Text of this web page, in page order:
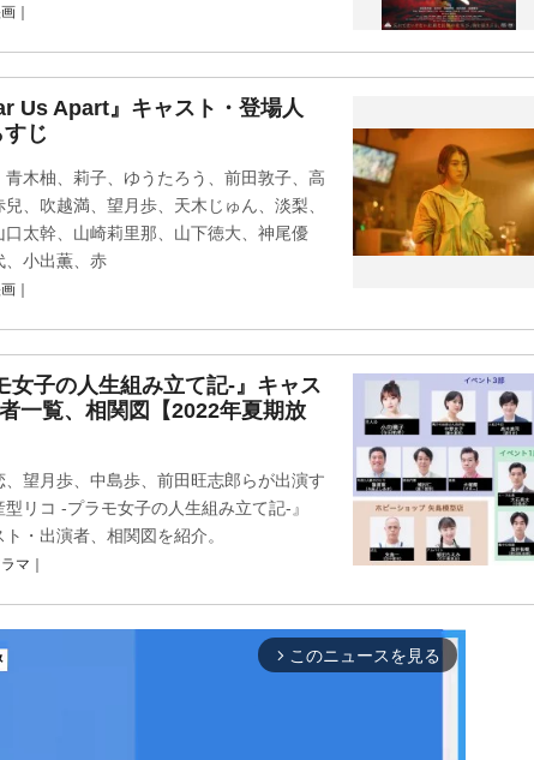
｜
Us Apart』キャスト・登場人
じ
青木柚、莉子、ゆうたろう、前田敦子、高
、吹越満、望月歩、天木じゅん、淡梨、
太幹、山崎莉里那、山下徳大、神尾優
、小出薫、赤
｜
女子の人生組み立て記-』キャス
一覧、相関図【2022年夏期放
望月歩、中島歩、前田旺志郎らが出演す
リコ -プラモ女子の人生組み立て記-』
・出演者、相関図を紹介。
ラマ｜
arrow_forward_ios このニュースを見る